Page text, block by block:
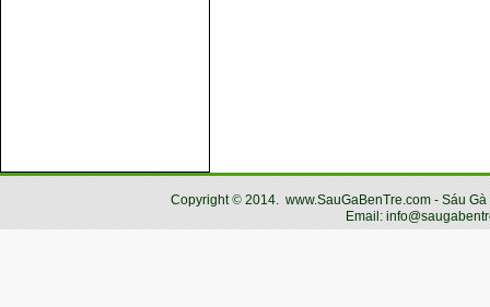
Copyright© 2014. www.SauGaBenTre.com - Sáu
Email: